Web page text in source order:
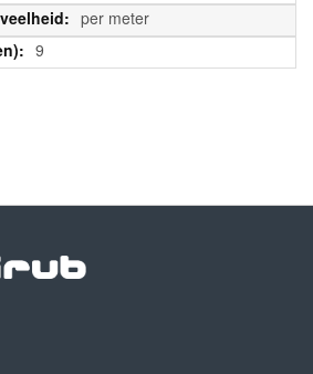
per meter
9